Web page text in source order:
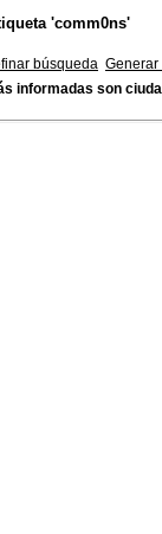
'comm0ns'
búsqueda Generar
informadas son